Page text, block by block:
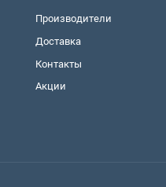
Производители
Доставка
Контакты
Акции